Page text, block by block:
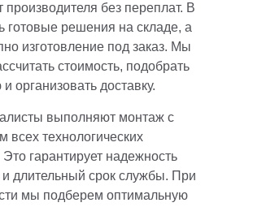
без переплат. В
готовые решения на складе, а
изготовление под заказ. Мы
стоимость, подобрать
организовать доставку.
выполняют монтаж с
всех технологических
гарантирует надежность
и длительный срок службы. При
мы подберем оптимальную